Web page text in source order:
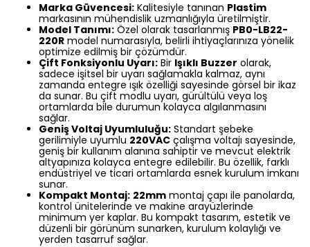
Marka Güvencesi: Kalitesiyle tanınan Plastim
markasının mühendislik uzmanlığıyla üretilmiştir.
Model Tanımı: Özel olarak tasarlanmış PB0-LB22-
220R model numarasıyla, belirli ihtiyaçlarınıza yönelik
optimize edilmiş bir çözümdür.
Çift Fonksiyonlu Uyarı: Bir Işıklı Buzzer olarak,
sadece işitsel bir uyarı sağlamakla kalmaz, aynı
zamanda entegre ışık özelliği sayesinde görsel bir ikaz
da sunar. Bu çift modlu uyarı, gürültülü veya loş
ortamlarda bile durumun kolayca algılanmasını
sağlar.
Geniş Voltaj Uyumluluğu: Standart şebeke
gerilimiyle uyumlu 220VAC çalışma voltajı sayesinde,
geniş bir kullanım alanına sahiptir ve mevcut elektrik
altyapınıza kolayca entegre edilebilir. Bu özellik, farklı
endüstriyel ve ticari ortamlarda esnek kurulum imkanı
sunar.
Kompakt Montaj: 22mm montaj çapı ile panolarda,
kontrol ünitelerinde ve makine arayüzlerinde
minimum yer kaplar. Bu kompakt tasarım, estetik ve
düzenli bir görünüm sunarken, kurulum kolaylığı ve
yerden tasarruf sağlar.